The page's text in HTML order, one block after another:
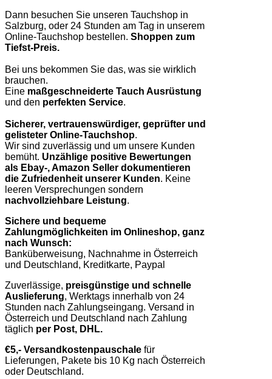
Dann besuchen Sie unseren Tauchshop in
Salzburg, oder 24 Stunden am Tag in unserem
Online-Tauchshop bestellen. Shoppen zum
Tiefst-Preis.
Bei uns bekommen Sie das, was sie wirklich
brauchen.
Eine maßgeschneiderte Tauch Ausrüstung
und den perfekten Service.
Sicherer, vertrauenswürdiger, geprüfter und
gelisteter Online-Tauchshop.
Wir sind zuverlässig und um unsere Kunden
bemüht. Unzählige positive Bewertungen
als Ebay-, Amazon Seller dokumentieren
die Zufriedenheit unserer Kunden. Keine
leeren Versprechungen sondern
nachvollziehbare Leistung.
Sichere und bequeme
Zahlungmöglichkeiten im Onlineshop, ganz
nach Wunsch:
Banküberweisung, Nachnahme in Österreich
und Deutschland, Kreditkarte, Paypal
Zuverlässige, preisgünstige und schnelle
Auslieferung, Werktags innerhalb von 24
Stunden nach Zahlungseingang. Versand in
Österreich und Deutschland nach Zahlung
täglich per Post, DHL.
€5,- Versandkostenpauschale für
Lieferungen, Pakete bis 10 Kg nach Österreich
oder Deutschland.